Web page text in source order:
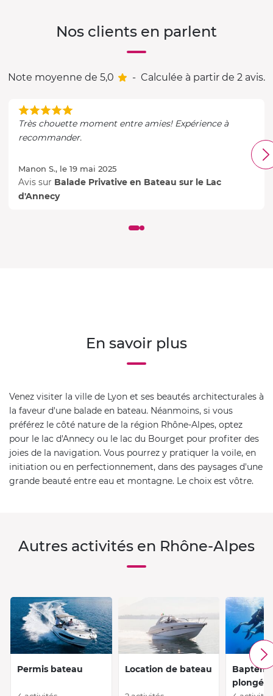
Nos clients en parlent
Note moyenne de 5,0 - Calculée à partir de 2 avis.
Très chouette moment entre amies! Expérience à
recommander.
Manon S., le 19 mai 2025
Avis sur Balade Privative en Bateau sur le Lac
d'Annecy
En savoir plus
Venez visiter la ville de Lyon et ses beautés architecturales à
la faveur d'une balade en bateau. Néanmoins, si vous
préférez le côté nature de la région Rhône-Alpes, optez
pour le lac d'Annecy ou le lac du Bourget pour profiter des
joies de la navigation. Vous pourrez y pratiquer la voile, en
initiation ou en perfectionnement, dans des paysages d'une
grande beauté entre eau et montagne. Le choix est vôtre.
Autres activités en Rhône-Alpes
Permis bateau Location de bateau
plongée